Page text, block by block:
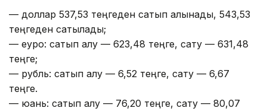
— доллар 537,53 теңгеден сатып алынады, 543,53
теңгеден сатылады;
— еуро: сатып алу — 623,48 теңге, сату — 631,48
теңге;
— рубль: сатып алу — 6,52 теңге, сату — 6,67
теңге.
— юань: сатып алу — 76,20 теңге, сату — 80,07